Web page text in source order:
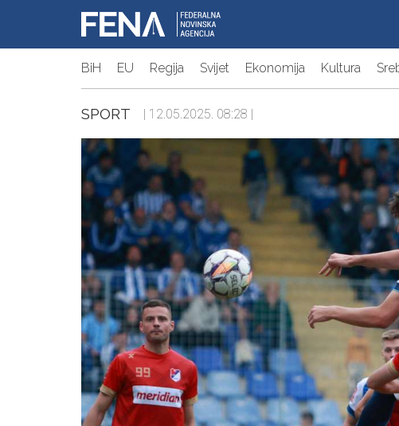
BiH EU Regija Svijet Ekonomija Kultura
SPORT | 12.05.2025. 08:28 |